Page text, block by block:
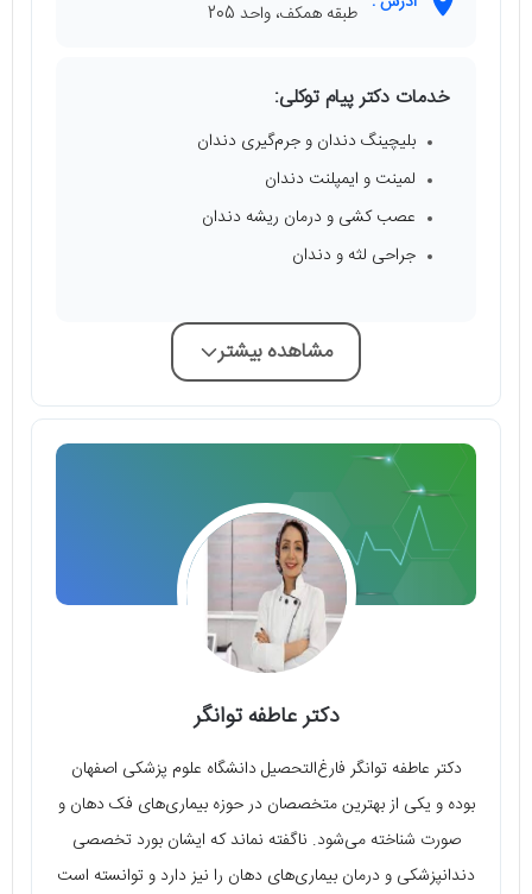
طبقه همکف، واحد 205
خدمات دکتر پیام توکلی:
بلیچینگ دندان و جرم‌گیری دندان
لمینت و ایمپلنت دندان
عصب کشی و درمان ریشه دندان
جراحی لثه و دندان
مشاهده بیشتر
دکتر عاطفه توانگر
دکتر عاطفه توانگر فارغ‌التحصیل دانشگاه علوم پزشکی اصفهان
بوده و یکی از بهترین متخصصان در حوزه بیماری‌های فک دهان و
صورت شناخته می‌شود. ناگفته نماند که ایشان بورد تخصصی
دندانپزشکی و درمان بیماری‌های دهان را نیز دارد و توانسته است